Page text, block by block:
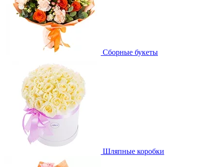
Сборные букеты
Шляпные коробки